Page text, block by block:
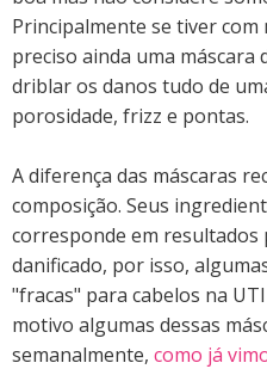
Principalmente se tiver
preciso ainda uma
driblar os danos tudo de
porosidade, frizz e pontas.
A diferença das máscaras
composição. Seus
corresponde em resultados
danificado, por isso,
"fracas" para cabelos na
motivo algumas dessas
semanalmente, como já